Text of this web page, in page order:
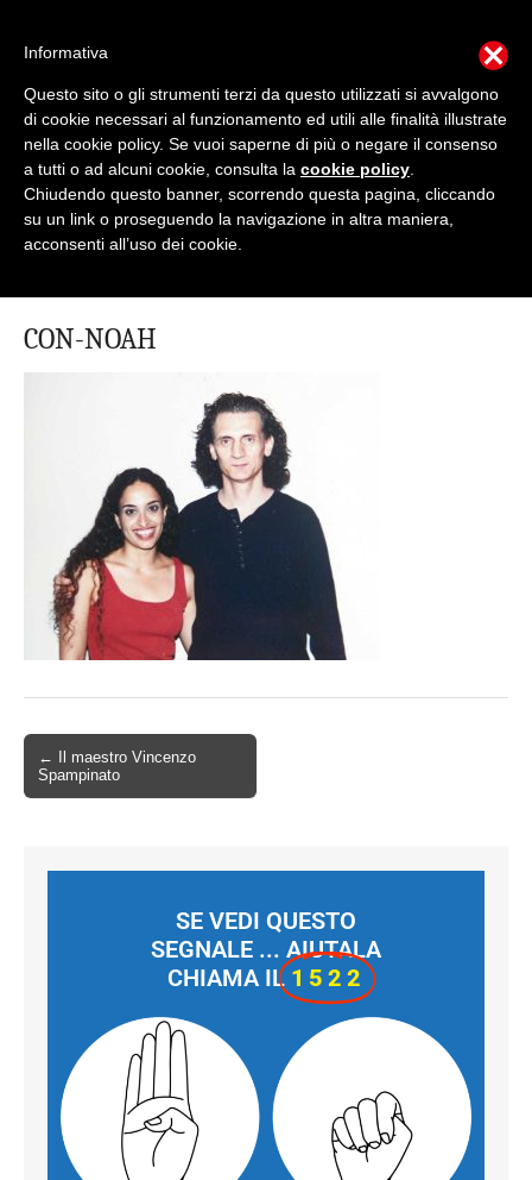
Mondo Italiano nel Mondo
LE INTERVISTE SONO AGLI ITALIANI CHE
RICOPRONO RUOLI ISTITUZIONALI, A QUELLI
CHE RAPPRESENTANO LA SOCIETÀ E A CHI È
UN "COMUNE CITTADINO" ...
CON-NOAH
← Il maestro Vincenzo
Spampinato
SE VEDI QUESTO
SEGNALE ... AIUTALA
CHIAMA IL 1522
Informativa
Questo sito o gli strumenti terzi da questo utilizzati si avvalgono
di cookie necessari al funzionamento ed utili alle finalità illustrate
nella cookie policy. Se vuoi saperne di più o negare il consenso
a tutti o ad alcuni cookie, consulta la cookie policy
Chiudendo questo banner, scorrendo questa pagina, cliccando
su un link o proseguendo la navigazione in altra maniera,
acconsenti all’uso dei cookie.